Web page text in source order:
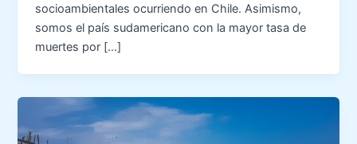
socioambientales ocurriendo en Chile. Asimismo,
somos el país sudamericano con la mayor tasa de
muertes por […]